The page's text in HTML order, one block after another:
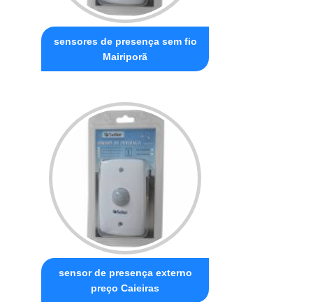
sensores de presença sem fio
Mairiporã
sensor de presença externo
preço Caieiras